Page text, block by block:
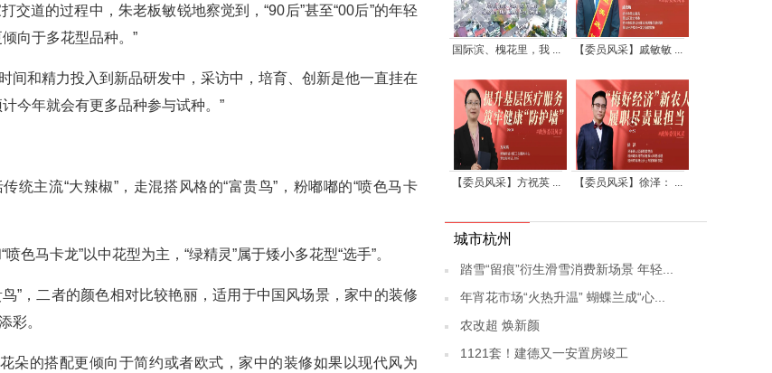
道的过程中，朱老板敏锐地察觉到，“90后”甚至“00后”的年轻
向于多花型品种。”
间和精力投入到新品研发中，采访中，培育、创新是他一直挂在
今年就会有更多品种参与试种。”
主流“大辣椒”，走混搭风格的“富贵鸟”，粉嘟嘟的“喷色马卡
色马卡龙”以中花型为主，“绿精灵”属于矮小多花型“选手”。
”，二者的颜色相对比较艳丽，适用于中国风场景，家中的装修
彩。
朵的搭配更倾向于简约或者欧式，家中的装修如果以现代风为
国际滨、槐花里，我 ... 【委员风采】戚敏敏 ...
【委员风采】方祝英 ... 【委员风采】徐泽： ...
城市杭州
踏雪“留痕”衍生滑雪消费新场景 年轻...
年宵花市场“火热升温” 蝴蝶兰成“心...
农改超 焕新颜
1121套！建德又一安置房竣工